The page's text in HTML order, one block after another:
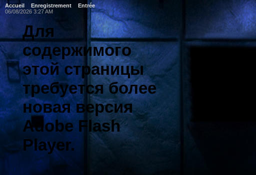
Для
содержимого
этой страницы
требуется более
новая версия
Adobe Flash
Player.
Accueil Enregistrement
Entrée
06/08/2026 3:27 AM